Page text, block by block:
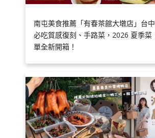
南屯美食推薦「有春茶館大墩店」台中
必吃質感復刻、手路菜，2026 夏季菜
單全新開箱！